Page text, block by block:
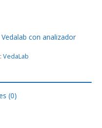
Vedalab con analizador
VedaLab
(0)